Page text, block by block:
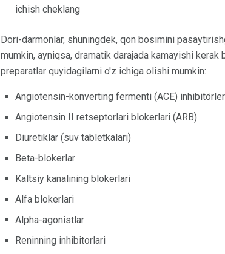
ichish cheklang
Dori-darmonlar, shuningdek, qon bosimini
mumkin, ayniqsa, dramatik darajada kamayishi
preparatlar quyidagilarni o'z ichiga olishi mumkin:
Angiotensin-konverting fermenti (ACE)
Angiotensin II retseptorlari blokerlari (ARB)
Diuretiklar (suv tabletkalari)
Beta-blokerlar
Kaltsiy kanalining blokerlari
Alfa blokerlari
Alpha-agonistlar
Reninning inhibitorlari